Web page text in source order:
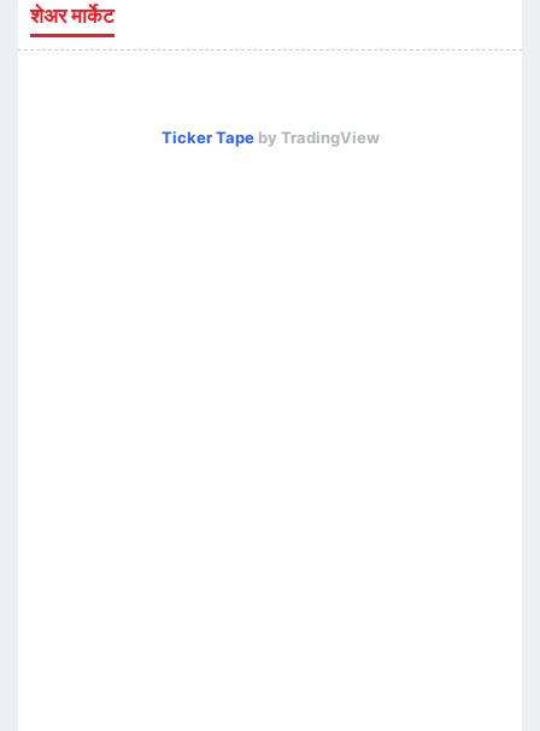
शेअर मार्केट
Ticker Tapeby TradingView